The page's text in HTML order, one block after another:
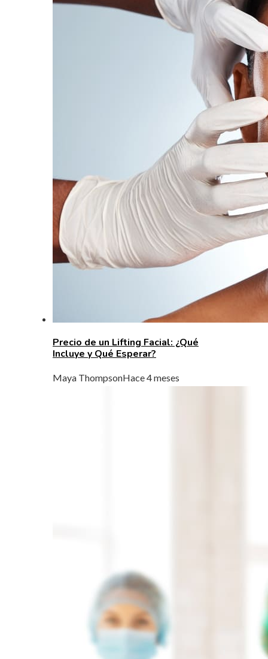
Precio de un Lifting Facial: ¿Qué
Incluye y Qué Esperar?
Maya ThompsonHace 4 meses